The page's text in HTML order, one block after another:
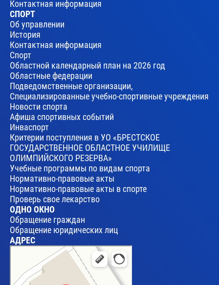
Контактная информация
СПОРТ
Об управлении
История
Контактная информация
Спорт
Областной календарный план на 2026 год
Областные федерации
Подведомственные организации,
Специализированные учебно-спортивные учреждения
Новости спорта
Афиша спортивных событий
Инваспорт
Критерии поступления в УО «БРЕСТСКОЕ
ГОСУДАРСТВЕННОЕ ОБЛАСТНОЕ УЧИЛИЩЕ
ОЛИМПИЙСКОГО РЕЗЕРВА»
Учебные программы по видам спорта
Нормативно-правовые акты
Нормативно-правовые акты в спорте
Проверь свое лекарство
ОДНО ОКНО
Обращение граждан
Обращение юридических лиц
АДРЕС
Брест
Улица Леваневского, 17 — Яндекс Карты